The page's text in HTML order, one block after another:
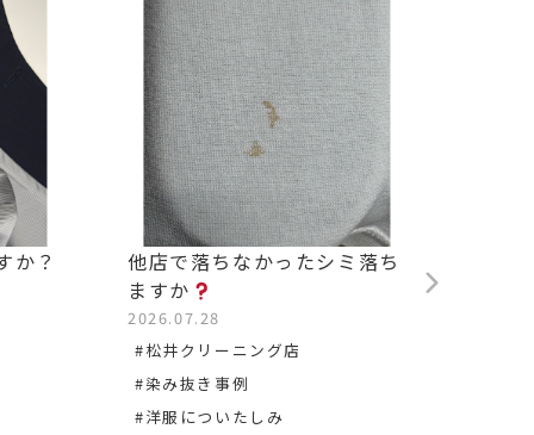
か？
他店で落ちなかったシミ落ち
ますか
2026.07.28
#松井クリーニング店
#染み抜き事例
#洋服についたしみ